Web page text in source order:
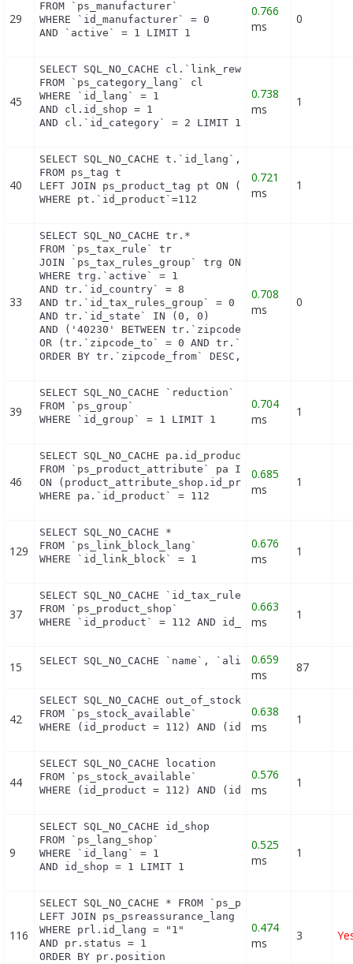
29
FROM `ps_manufacturer`
WHERE `id_manufacturer` = 0
AND `active` = 1 LIMIT 1
0.766
ms
0
45
SELECT SQL_NO_CACHE cl.`link_rewrite`
FROM `ps_category_lang` cl
WHERE `id_lang` = 1
AND cl.id_shop = 1
AND cl.`id_category` = 2 LIMIT 1
0.738
ms
1
40
SELECT SQL_NO_CACHE t.`id_lang`, t.`name`
FROM ps_tag t
LEFT JOIN ps_product_tag pt ON (pt.id_tag =
WHERE pt.`id_product`=112
0.721
ms
1
33
SELECT SQL_NO_CACHE tr.*
FROM `ps_tax_rule` tr
JOIN `ps_tax_rules_group` trg ON
WHERE trg.`active` = 1
AND tr.`id_country` = 8
AND tr.`id_tax_rules_group` = 0
AND tr.`id_state` IN (0, 0)
AND ('40230' BETWEEN tr.`zipcode_from` AND
OR (tr.`zipcode_to` = 0 AND tr.`zipcode_from`
ORDER BY tr.`zipcode_from` DESC,
0.708
ms
0
39
SELECT SQL_NO_CACHE `reduction`
FROM `ps_group`
WHERE `id_group` = 1 LIMIT 1
0.704
ms
1
46
SELECT SQL_NO_CACHE pa.id_product_attribute
FROM `ps_product_attribute` pa INNER JOIN
ON (product_attribute_shop.id_product_attribute
WHERE pa.`id_product` = 112
0.685
ms
1
129
SELECT SQL_NO_CACHE *
FROM `ps_link_block_lang`
WHERE `id_link_block` = 1
0.676
ms
1
37
SELECT SQL_NO_CACHE `id_tax_rules_group`
FROM `ps_product_shop`
WHERE `id_product` = 112 AND id_shop=1 LIMIT 1
0.663
ms
1
15 SELECT SQL_NO_CACHE `name`, `alias` FROM
0.659
ms
87
42
SELECT SQL_NO_CACHE out_of_stock
FROM `ps_stock_available`
WHERE (id_product = 112) AND
0.638
ms
1
44
SELECT SQL_NO_CACHE location
FROM `ps_stock_available`
WHERE (id_product = 112) AND
0.576
ms
1
9
SELECT SQL_NO_CACHE id_shop
FROM `ps_lang_shop`
WHERE `id_lang` = 1
AND id_shop = 1 LIMIT 1
0.525
ms
1
116
SELECT SQL_NO_CACHE * FROM `ps_psreassurance` pr
LEFT JOIN ps_psreassurance_lang prl ON
WHERE prl.id_lang = "1"
AND pr.status = 1
ORDER BY pr.position
0.474
ms
3